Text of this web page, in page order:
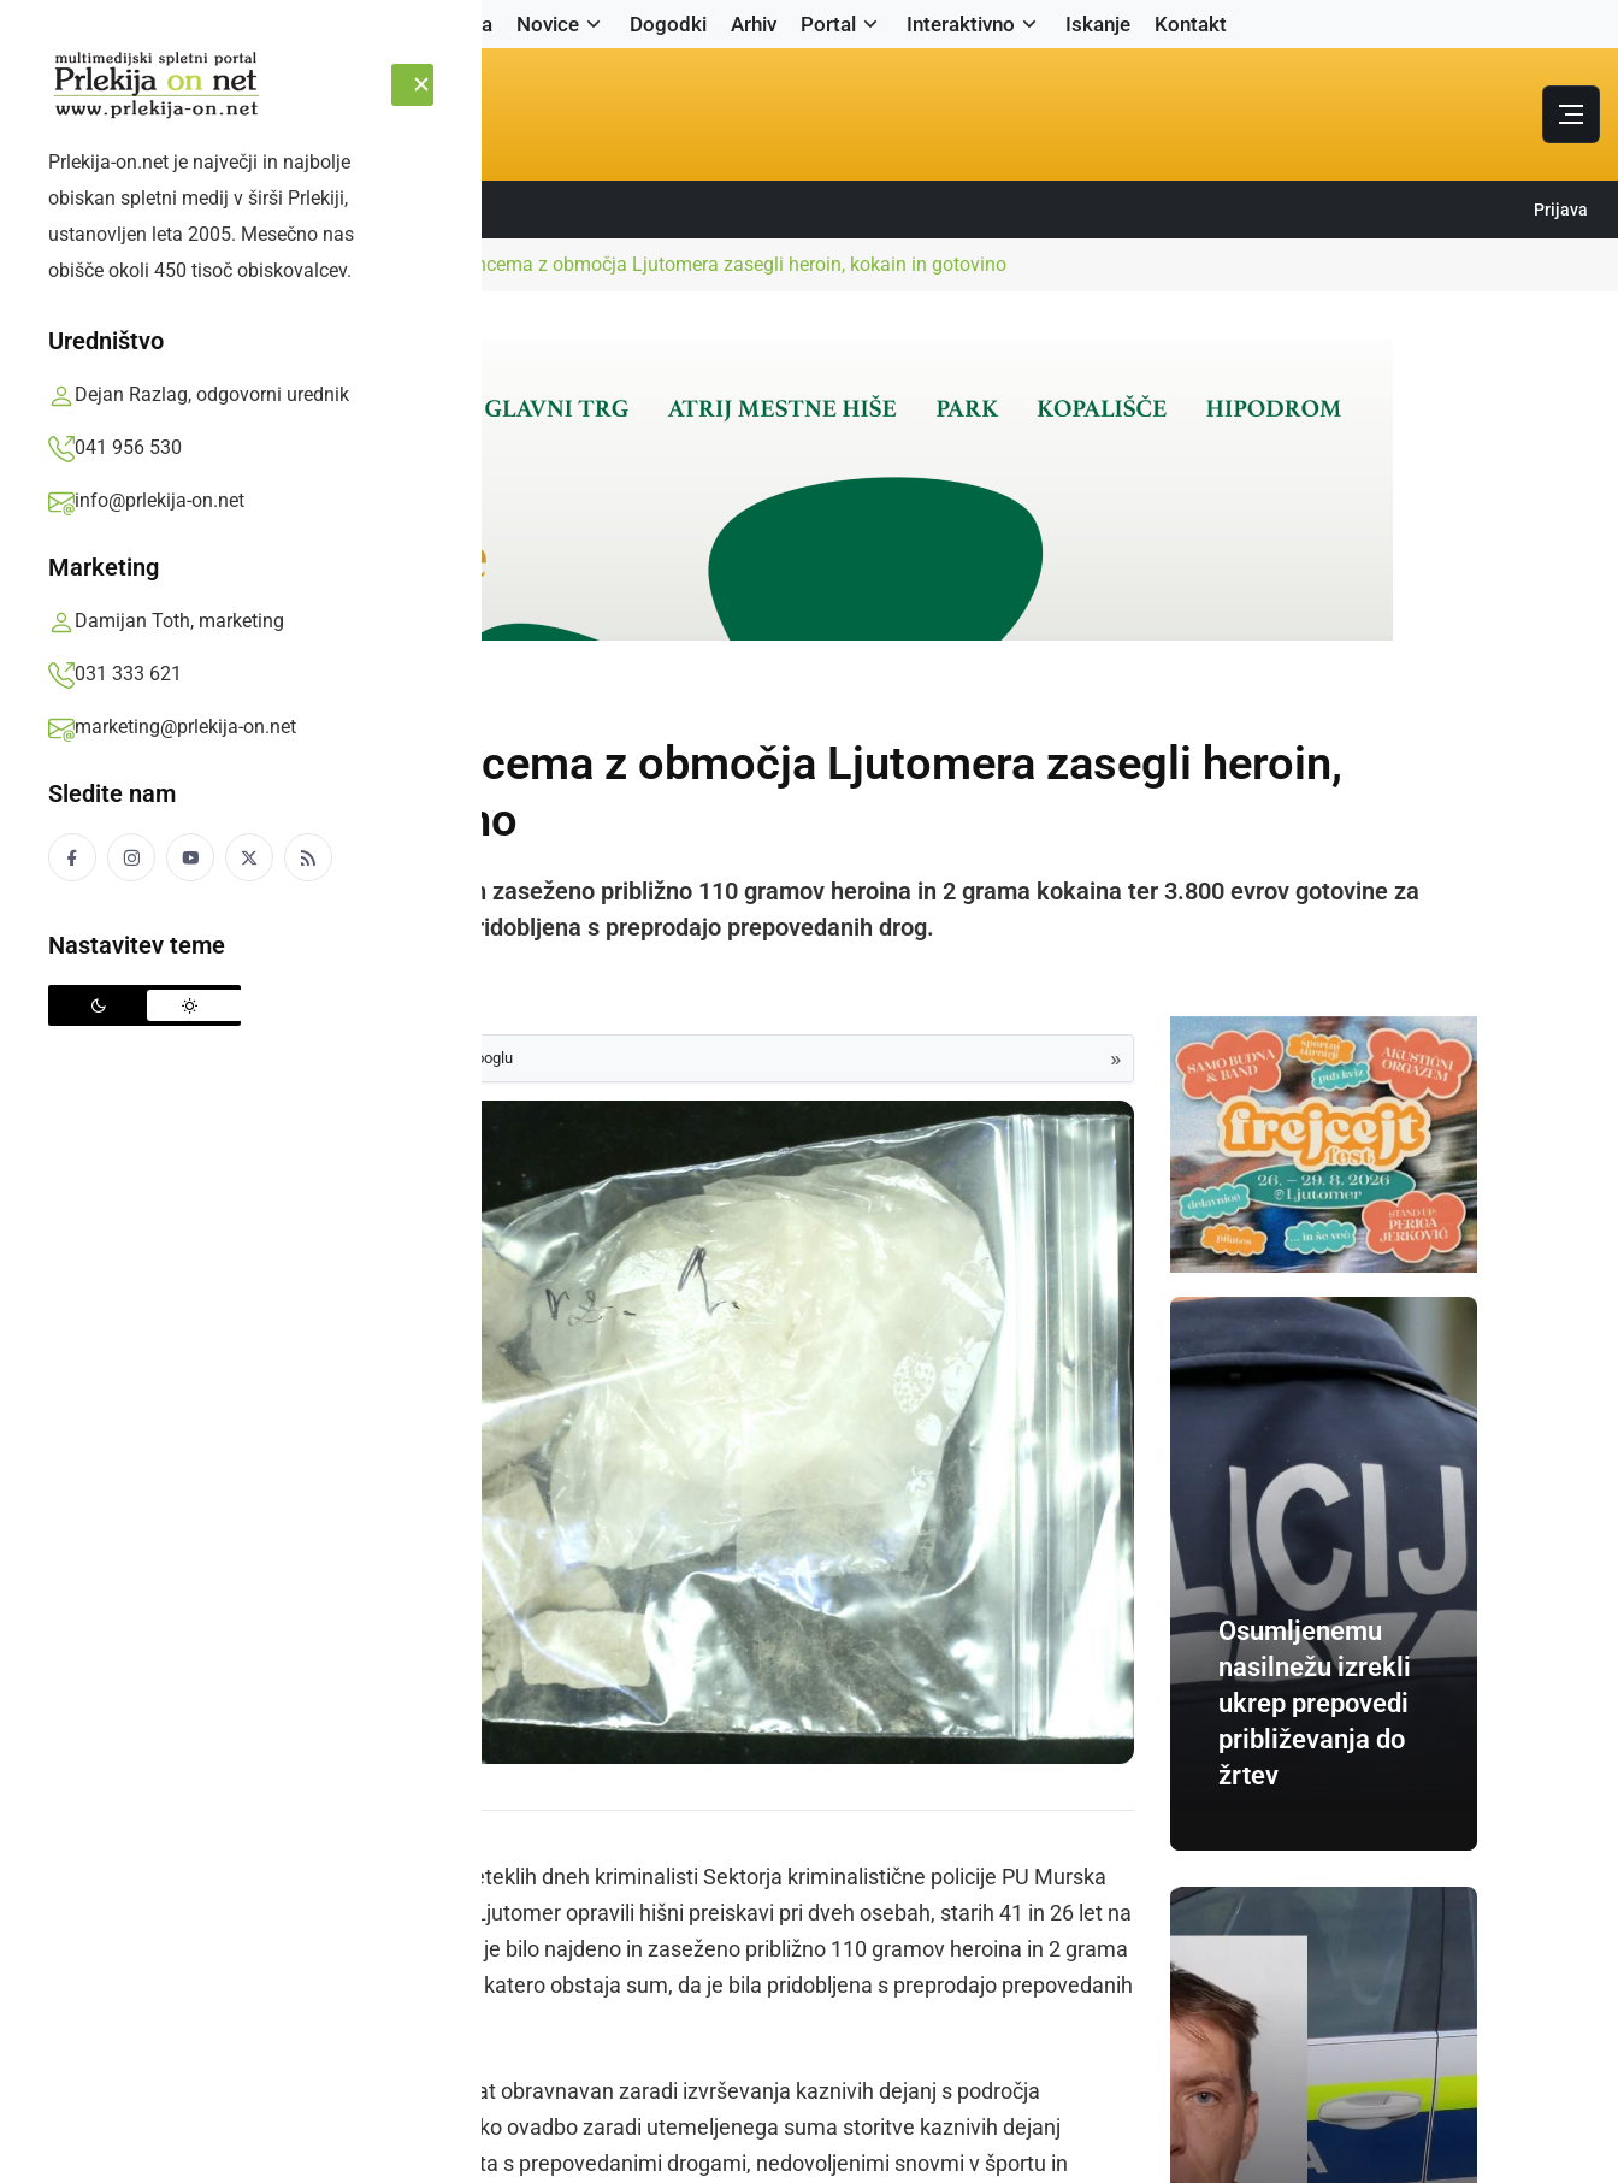
Naslovnica Novice Dogodki Arhiv Portal Interaktivno Iskanje Kontakt
SOBOTA, 8. AVGUST 2026 Sledite nam: Prijava
Prlekija-on.net je največji in najbolje
obiskan spletni medij v širši Prlekiji,
ustanovljen leta 2005. Mesečno nas
obišče okoli 450 tisoč obiskovalcev.
Uredništvo
Dejan Razlag, odgovorni urednik
041 956 530
info@prlekija-on.net
Marketing
Damijan Toth, marketing
031 333 621
marketing@prlekija-on.net
Sledite nam
Nastavitev teme
Naslovnica Črna kronikaDvema osumljencema z območja Ljutomera zasegli heroin, kokain in gotovino
Dvema osumljencema z območja Ljutomera zasegli heroin,
kokain in gotovino
Med preiskavo je bilo najdeno in zaseženo približno 110 gramov heroina in 2 grama kokaina ter 3.800 evrov gotovine za
katero obstaja sum, da je bila pridobljena s preprodajo prepovedanih drog.
kot svoj prednostni vir na Googlu »
Na podlagi odredbe sodišča so v preteklih dneh kriminalisti Sektorja kriminalistične policije PU Murska
Sobota v sodelovanju s policisti PP Ljutomer opravili hišni preiskavi pri dveh osebah, starih 41 in 26 let na
območju Ljutomera. Med preiskavo je bilo najdeno in zaseženo približno 110 gramov heroina in 2 grama
kokaina ter 3.800 evrov gotovine za katero obstaja sum, da je bila pridobljena s preprodajo prepovedanih
41-letnik je bil v preteklosti že večkrat obravnavan zaradi izvrševanja kaznivih dejanj s področja
prepovedanih drog in je bil s kazensko ovadbo zaradi utemeljenega suma storitve kaznivih dejanj
Neupravičene proizvodnje in prometa s prepovedanimi drogami, nedovoljenimi snovmi v športu in
Osumljenemu
nasilnežu izrekli
ukrep prepovedi
približevanja do
žrtev